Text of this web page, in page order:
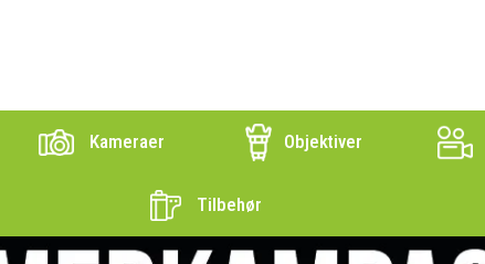
Kameraer Objektiver
Tilbehør